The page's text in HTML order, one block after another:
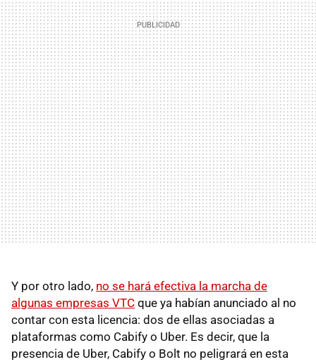
Y por otro lado, no se hará efectiva la marcha de
algunas empresas VTC que ya habían anunciado al no
contar con esta licencia: dos de ellas asociadas a
plataformas como Cabify o Uber. Es decir, que la
presencia de Uber, Cabify o Bolt no peligrará en esta